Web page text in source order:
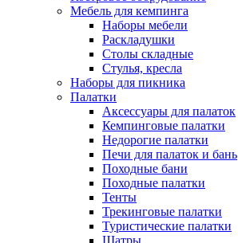
Мебель для кемпинга
Наборы мебели
Раскладушки
Столы складные
Стулья, кресла
Наборы для пикника
Палатки
Аксессуары для палаток
Кемпинговые палатки
Недорогие палатки
Печи для палаток и бань
Походные бани
Походные палатки
Тенты
Трекинговые палатки
Туристические палатки
Шатры